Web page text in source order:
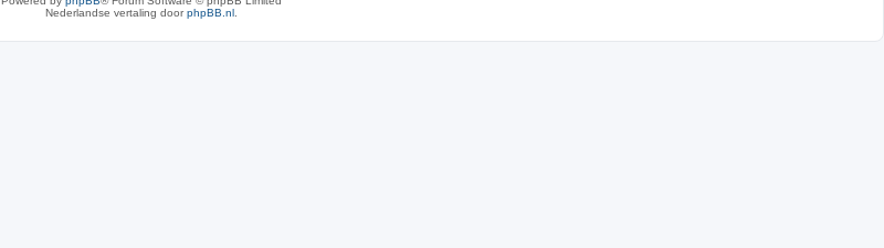
Nederlandse vertaling doorphpBB.nl